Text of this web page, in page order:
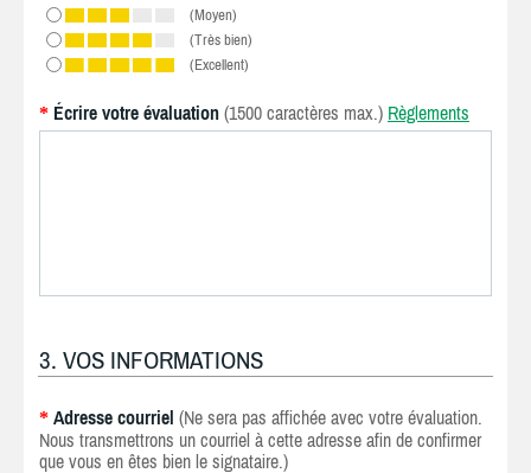
(Moyen)
(Très bien)
(Excellent)
* Écrire votre évaluation (1500 caractères max.) Règlements
3. VOS INFORMATIONS
* Adresse courriel (Ne sera pas affichée avec votre évaluation.
Nous transmettrons un courriel à cette adresse afin de confirmer
que vous en êtes bien le signataire.)